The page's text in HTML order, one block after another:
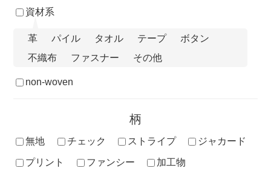
資材系
革 パイル タオル テープ
ボタン
不織布
ファスナー その他
non-woven
柄
無地 チェック ストライプ
ジャカード
プリント
ファンシー 加工物